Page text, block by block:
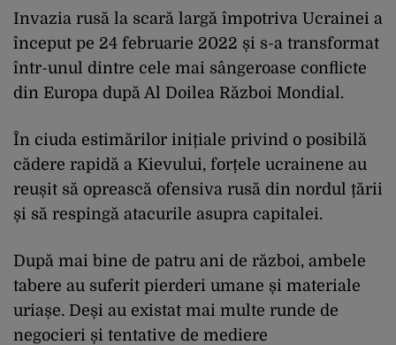
Invazia rusă la scară largă împotriva Ucrainei a
început pe 24 februarie 2022 și s-a transformat
într-unul dintre cele mai sângeroase conflicte
din Europa după Al Doilea Război Mondial.
În ciuda estimărilor inițiale privind o posibilă
cădere rapidă a Kievului, forțele ucrainene au
reușit să oprească ofensiva rusă din nordul țării
și să respingă atacurile asupra capitalei.
După mai bine de patru ani de război, ambele
tabere au suferit pierderi umane și materiale
uriașe. Deși au existat mai multe runde de
negocieri și tentative de mediere